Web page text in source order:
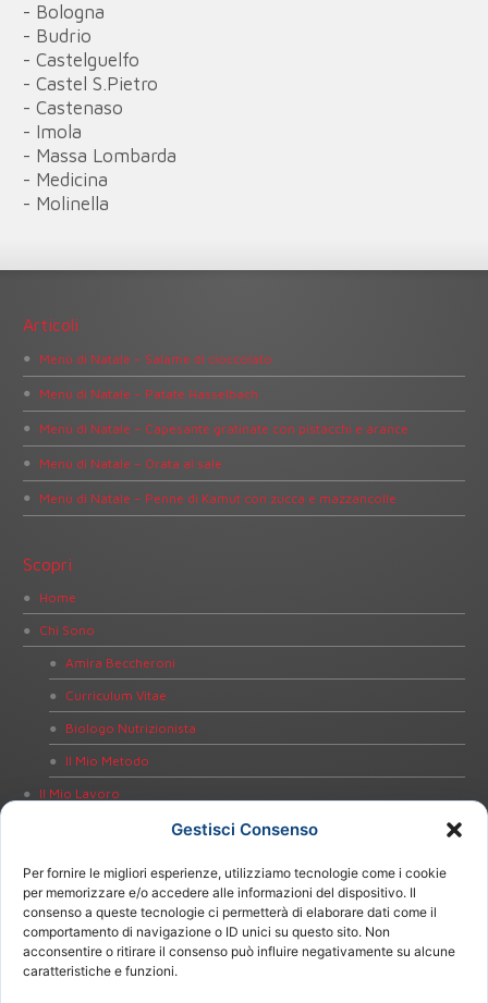
Gestisci Consenso
Per fornire le migliori esperienze, utilizziamo tecnologie come i cookie
per memorizzare e/o accedere alle informazioni del dispositivo. Il
consenso a queste tecnologie ci permetterà di elaborare dati come il
comportamento di navigazione o ID unici su questo sito. Non
acconsentire o ritirare il consenso può influire negativamente su alcune
caratteristiche e funzioni.
- Bologna
- Budrio
- Castelguelfo
- Castel S.Pietro
- Castenaso
- Imola
- Massa Lombarda
- Medicina
- Molinella
Articoli
Menù di Natale – Salame di cioccolato
Menù di Natale – Patate Hasselbach
Menù di Natale – Capesante gratinate con pistacchi e arance
Menù di Natale – Orata al sale
Menù di Natale – Penne di Kamut con zucca e mazzancolle
Scopri
Home
Chi Sono
Amira Beccheroni
Curriculum Vitae
Biologo Nutrizionista
Il Mio Metodo
Il Mio Lavoro
Dieta Personalizzata
Bioimpedenziometria
Test Intolleranze Alimentari
Test Celiachia